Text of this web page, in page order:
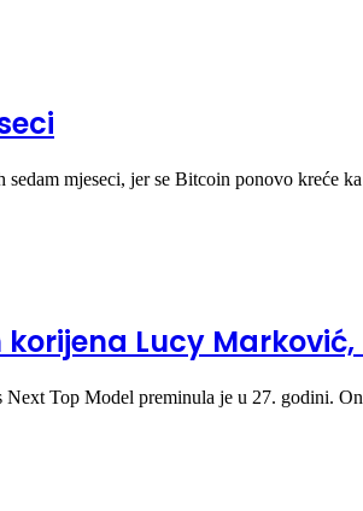
sedam mjeseci, jer se Bitcoin ponovo kreće
Lucy
Next Top Model preminula je u 27. godini.